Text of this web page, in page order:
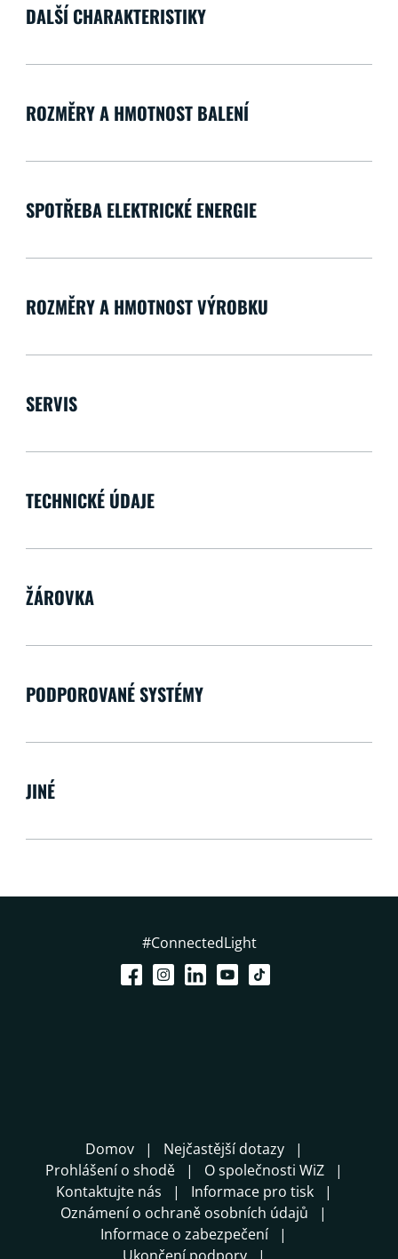
DALŠÍ CHARAKTERISTIKY
ROZMĚRY A HMOTNOST BALENÍ
SPOTŘEBA ELEKTRICKÉ ENERGIE
ROZMĚRY A HMOTNOST VÝROBKU
SERVIS
TECHNICKÉ ÚDAJE
ŽÁROVKA
PODPOROVANÉ SYSTÉMY
JINÉ
#ConnectedLight
Domov
Nejčastější dotazy
Prohlášení o shodě
O společnosti WiZ
Kontaktujte nás
Informace pro tisk
Oznámení o ochraně osobních údajů
Informace o zabezpečení